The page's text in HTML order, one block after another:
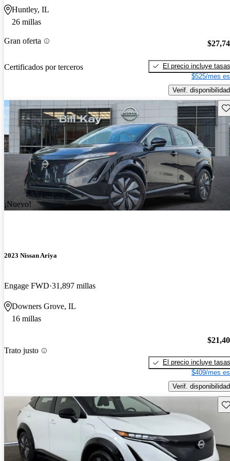
Huntley, IL
26 millas
Gran oferta
Certificados por terceros
El precio incluye tasas
$525/mes
Verif. disponibilidad
¡Nuevo!
2023 Nissan Ariya
Engage FWD 31,897 millas
Downers Grove, IL
16 millas
Trato justo
El precio incluye tasas
$409/mes
Verif. disponibilidad